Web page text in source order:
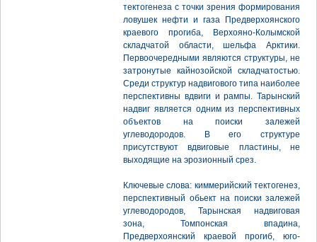
тектогенеза с точки зрения формирования
ловушек нефти и газа Предверхоянского
краевого прогиба, Верхояно-Колымской
складчатой области, шельфа Арктики.
Первоочередными являются структуры, не
затронутые кайнозойской складчатостью.
Среди структур надвигового типа наиболее
перспективны вдвиги и рампы. Тарынский
надвиг является одним из перспективных
объектов на поиски залежей
углеводородов. В его структуре
присутствуют вдвиговые пластины, не
выходящие на эрозионный срез.
Ключевые слова: киммерийский тектогенез,
перспективный обьект на поиски залежей
углеводородов, Тарынская надвиговая
зона, Томпонская впадина,
Предверхоянский краевой прогиб, юго-